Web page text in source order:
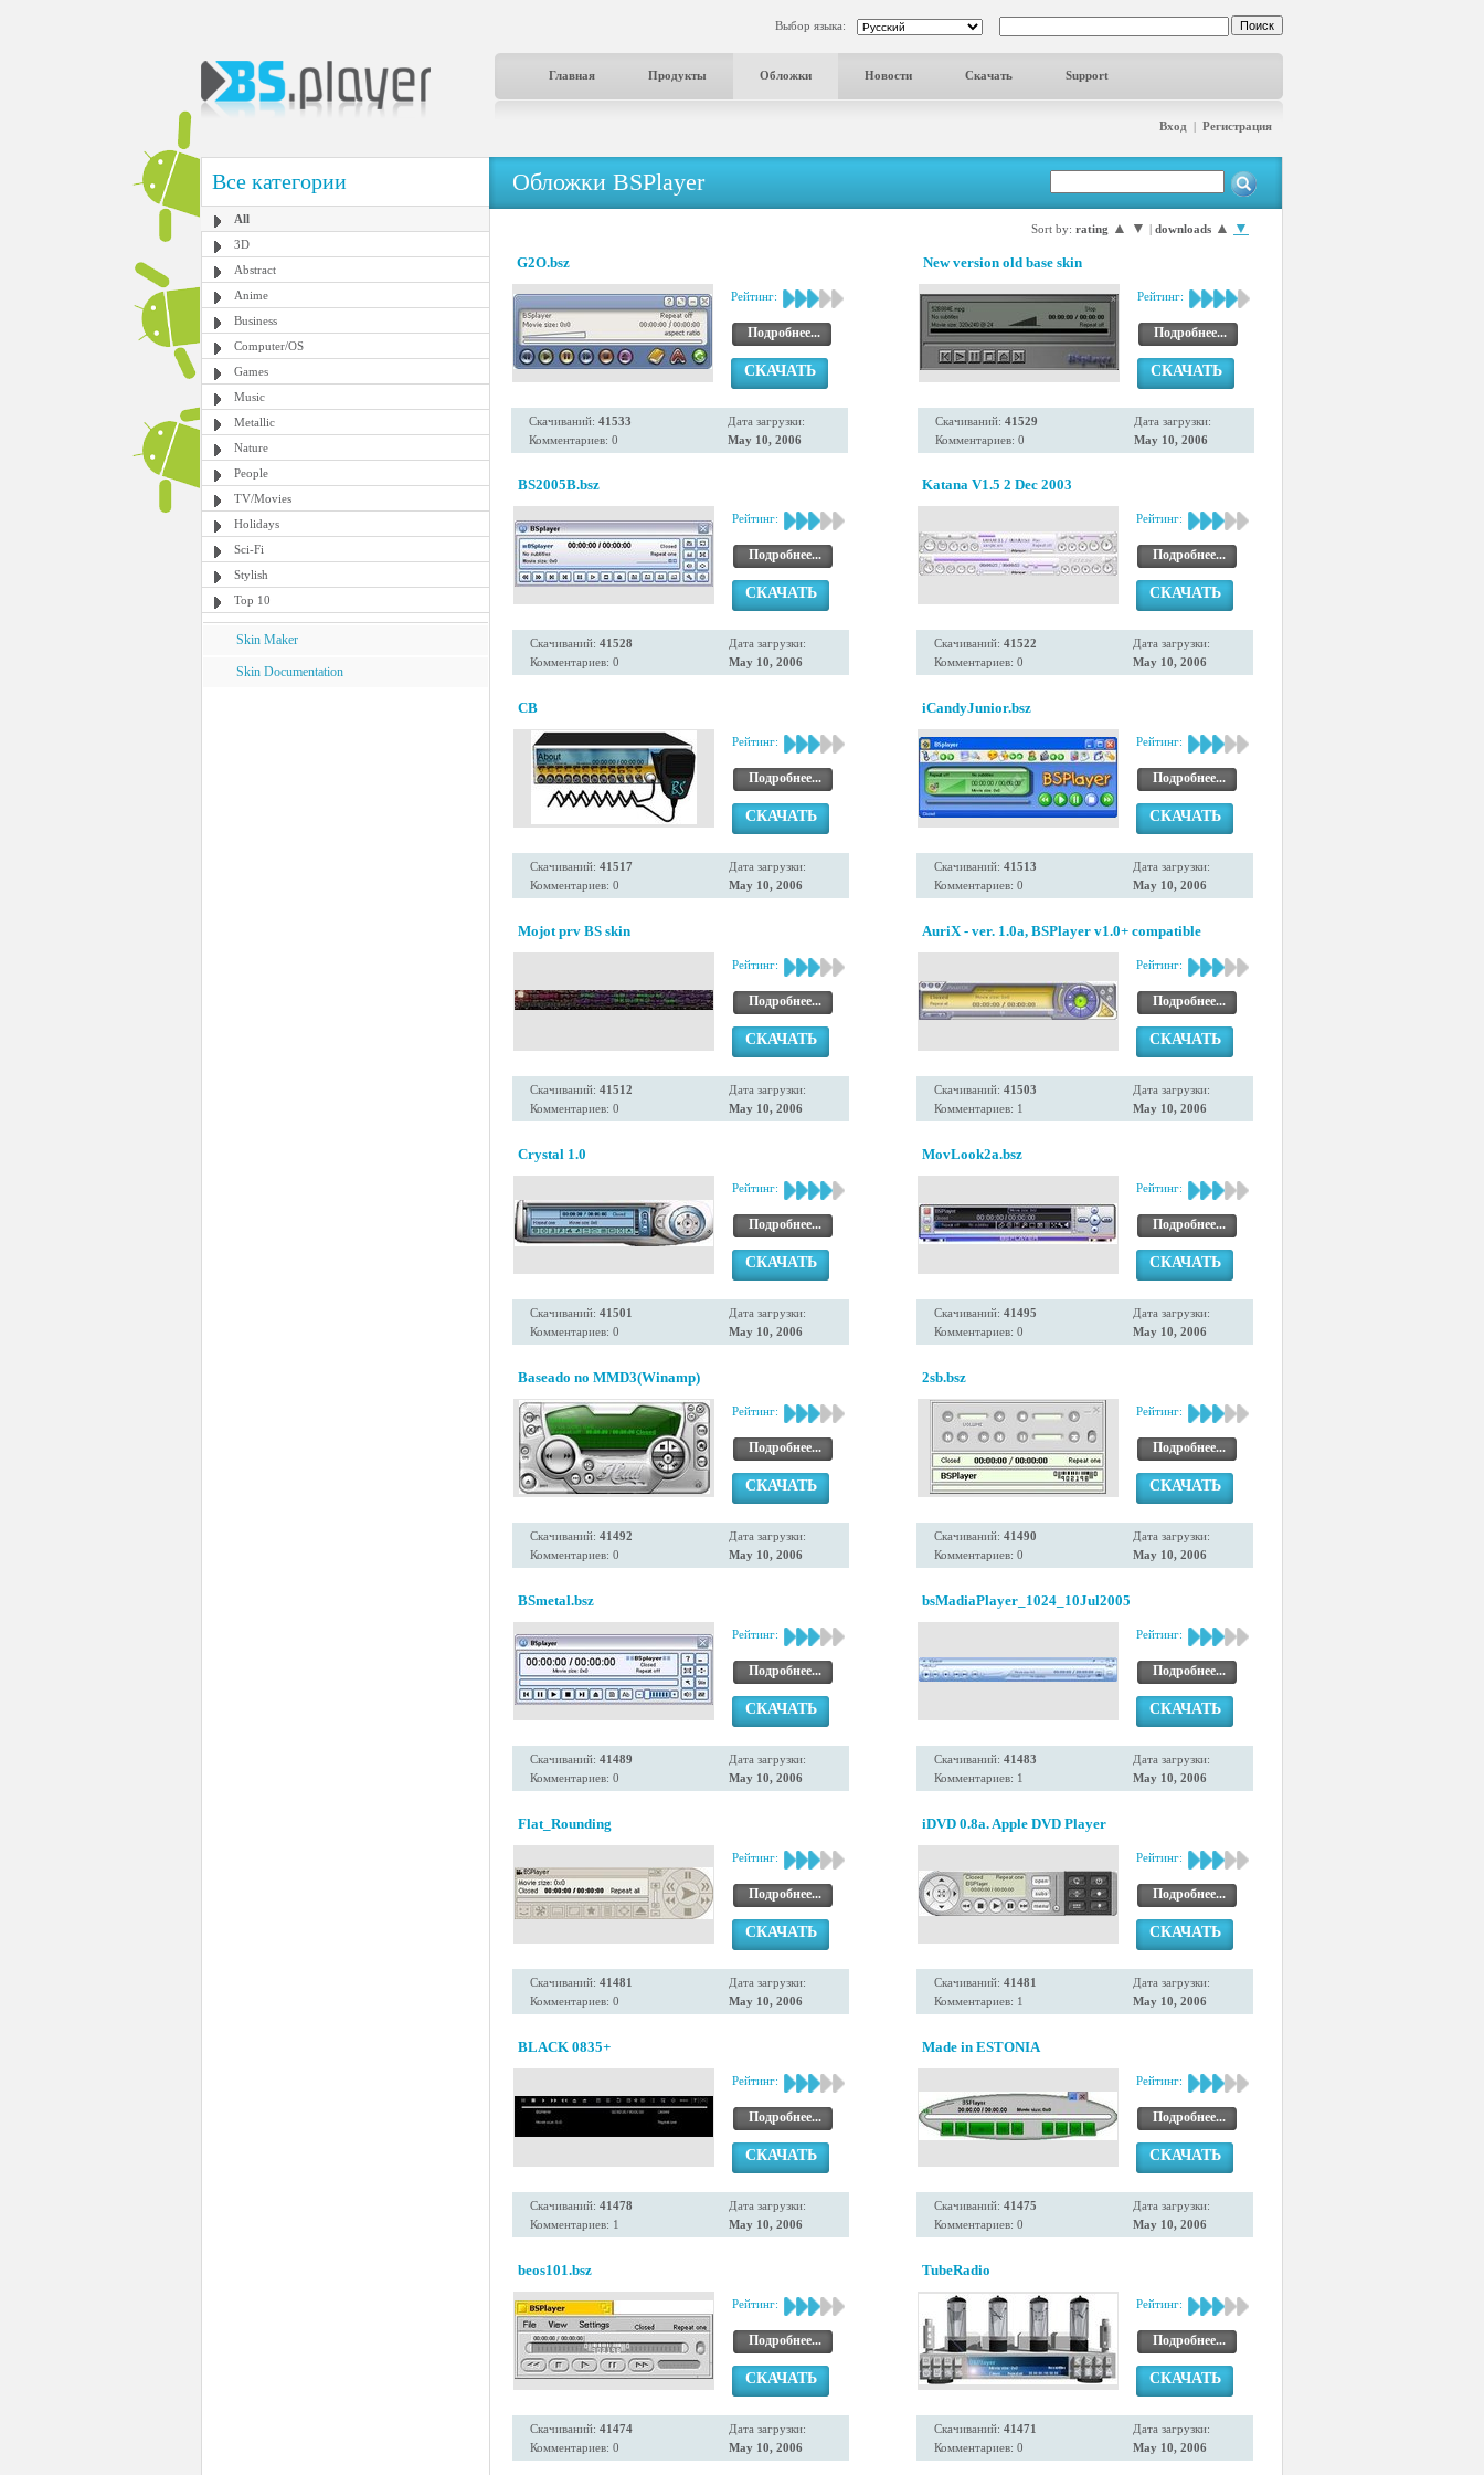
Выбор языка:
Главная Продукты Обложки Новости Скачать Support
Вход | Регистрация
Все категории
All
3D
Abstract
Anime
Business
Computer/OS
Games
Music
Metallic
Nature
People
TV/Movies
Holidays
Sci-Fi
Stylish
Top 10
Skin Maker
Skin Documentation
Обложки BSPlayer
Sort by: rating ▲ ▼ | downloads ▲ ▼
G2O.bsz
Рейтинг:
Подробнее...
СКАЧАТЬ
Скачиваний: 41533
Комментариев: 0
Дата загрузки:
May 10, 2006
New version old base skin
Рейтинг:
Подробнее...
СКАЧАТЬ
Скачиваний: 41529
Комментариев: 0
Дата загрузки:
May 10, 2006
BS2005B.bsz
Рейтинг:
Подробнее...
СКАЧАТЬ
Скачиваний: 41528
Комментариев: 0
Дата загрузки:
May 10, 2006
Katana V1.5 2 Dec 2003
Рейтинг:
Подробнее...
СКАЧАТЬ
Скачиваний: 41522
Комментариев: 0
Дата загрузки:
May 10, 2006
CB
Рейтинг:
Подробнее...
СКАЧАТЬ
Скачиваний: 41517
Комментариев: 0
Дата загрузки:
May 10, 2006
iCandyJunior.bsz
Рейтинг:
Подробнее...
СКАЧАТЬ
Скачиваний: 41513
Комментариев: 0
Дата загрузки:
May 10, 2006
Mojot prv BS skin
Рейтинг:
Подробнее...
СКАЧАТЬ
Скачиваний: 41512
Комментариев: 0
Дата загрузки:
May 10, 2006
AuriX - ver. 1.0a, BSPlayer v1.0+ compatible
Рейтинг:
Подробнее...
СКАЧАТЬ
Скачиваний: 41503
Комментариев: 1
Дата загрузки:
May 10, 2006
Crystal 1.0
Рейтинг:
Подробнее...
СКАЧАТЬ
Скачиваний: 41501
Комментариев: 0
Дата загрузки:
May 10, 2006
MovLook2a.bsz
Рейтинг:
Подробнее...
СКАЧАТЬ
Скачиваний: 41495
Комментариев: 0
Дата загрузки:
May 10, 2006
Baseado no MMD3(Winamp)
Рейтинг:
Подробнее...
СКАЧАТЬ
Скачиваний: 41492
Комментариев: 0
Дата загрузки:
May 10, 2006
2sb.bsz
Рейтинг:
Подробнее...
СКАЧАТЬ
Скачиваний: 41490
Комментариев: 0
Дата загрузки:
May 10, 2006
BSmetal.bsz
Рейтинг:
Подробнее...
СКАЧАТЬ
Скачиваний: 41489
Комментариев: 0
Дата загрузки:
May 10, 2006
bsMadiaPlayer_1024_10Jul2005
Рейтинг:
Подробнее...
СКАЧАТЬ
Скачиваний: 41483
Комментариев: 1
Дата загрузки:
May 10, 2006
Flat_Rounding
Рейтинг:
Подробнее...
СКАЧАТЬ
Скачиваний: 41481
Комментариев: 0
Дата загрузки:
May 10, 2006
iDVD 0.8a. Apple DVD Player
Рейтинг:
Подробнее...
СКАЧАТЬ
Скачиваний: 41481
Комментариев: 1
Дата загрузки:
May 10, 2006
BLACK 0835+
Рейтинг:
Подробнее...
СКАЧАТЬ
Скачиваний: 41478
Комментариев: 1
Дата загрузки:
May 10, 2006
Made in ESTONIA
Рейтинг:
Подробнее...
СКАЧАТЬ
Скачиваний: 41475
Комментариев: 0
Дата загрузки:
May 10, 2006
beos101.bsz
Рейтинг:
Подробнее...
СКАЧАТЬ
Скачиваний: 41474
Комментариев: 0
Дата загрузки:
May 10, 2006
TubeRadio
Рейтинг:
Подробнее...
СКАЧАТЬ
Скачиваний: 41471
Комментариев: 0
Дата загрузки:
May 10, 2006